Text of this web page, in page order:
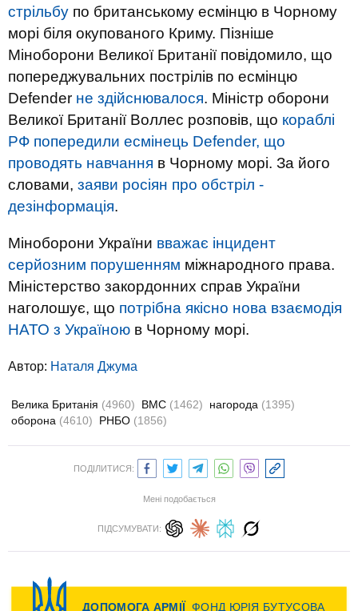
стрільбу по британському есмінцю в Чорному
морі біля окупованого Криму. Пізніше
Міноборони Великої Британії повідомило, що
попереджувальних пострілів по есмінцю
Defender не здійснювалося. Міністр оборони
Великої Британії Воллес розповів, що кораблі
РФ попередили есмінець Defender, що
проводять навчання в Чорному морі. За його
словами, заяви росіян про обстріл -
дезінформація.
Міноборони України вважає інцидент
серйозним порушенням міжнародного права.
Міністерство закордонних справ України
наголошує, що потрібна якісно нова взаємодія
НАТО з Україною в Чорному морі.
Автор: Наталя Джума
Велика Британія (4960) ВМС (1462) нагорода (1395)
оборона (4610) РНБО (1856)
ПОДІЛИТИСЯ:
Мені подобається
ПІДСУМУВАТИ: